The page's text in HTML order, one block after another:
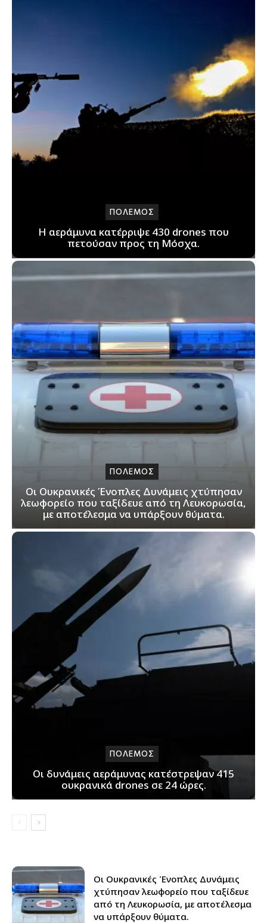
ΠΟΛΕΜΟΣ
Η αεράμυνα κατέρριψε 430 drones που
πετούσαν προς τη Μόσχα.
ΠΟΛΕΜΟΣ
Οι Ουκρανικές Ένοπλες Δυνάμεις χτύπησαν
λεωφορείο που ταξίδευε από τη Λευκορωσία,
με αποτέλεσμα να υπάρξουν θύματα.
ΠΟΛΕΜΟΣ
Οι δυνάμεις αεράμυνας κατέστρεψαν 415
ουκρανικά drones σε 24 ώρες.
Οι Ουκρανικές Ένοπλες Δυνάμεις
χτύπησαν λεωφορείο που ταξίδευε
από τη Λευκορωσία, με αποτέλεσμα
να υπάρξουν θύματα.